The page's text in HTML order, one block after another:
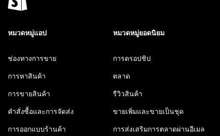
หมวดหมู่แอป
ช่องทางการขาย
การหาสินค้า
การขายสินค้า
คำสั่งซื้อและการจัดส่ง
การออกแบบร้านค้า
หมวดหมู่ยอดนิยม
การดรอปชิป
ตลาด
รีวิวสินค้า
ขายเพิ่มและขายเป็นชุด
การส่งเสริมการตลาดผ่านอีเมล